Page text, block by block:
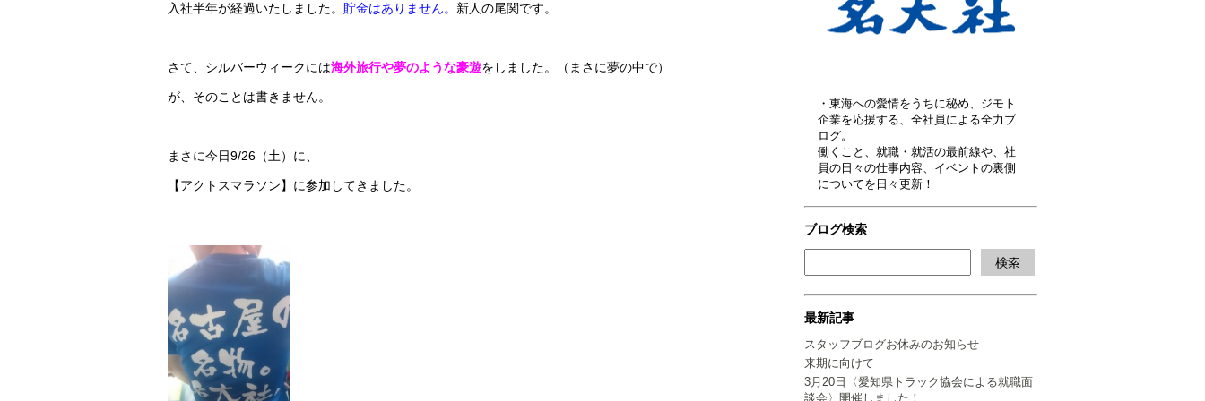
・東海への愛情をうちに秘め、ジモト
企業を応援する、全社員による全力ブ
ログ。
働くこと、就職・就活の最前線や、社
員の日々の仕事内容、イベントの裏側
についてを日々更新！
ブログ検索
最新記事
スタッフブログお休みのお知らせ
来期に向けて
3月20日〈愛知県トラック協会による就職面
談会〉開催しました！
入社半年が経過いたしました。 貯金はありません。 新人の尾関です。
さて、シルバーウィークには海外旅行や夢のような豪遊をしました。（まさに夢の中で）
が、そのことは書きません。
まさに今日9/26（土）に、
【アクトスマラソン】に参加してきました。